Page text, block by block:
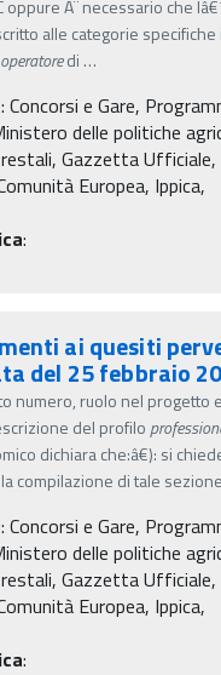
oppure Ã¨ necessario che
alle categorie specifiche
operatoredi …
: Concorsi e Gare,
delle politiche
Gazzetta
Europea, Ippica,
:
ai quesiti
del 25 febbraio
numero, ruolo nel progetto e
del profilo
dichiara che:â€): si
compilazione di tale
: Concorsi e Gare,
delle politiche
Gazzetta
Europea, Ippica,
: